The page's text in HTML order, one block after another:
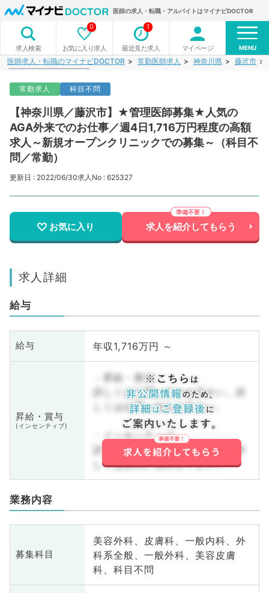
医師の求人・転職・アルバイトはマイナビDOCTOR
求人検索 お気に入り求人
0
最近見た求人
1
マイページ MENU
医師求人・転職のマイナビDOCTOR 常勤医師求人 神奈川県 藤沢市
常勤求人 科目不問
【神奈川県／藤沢市】★管理医師募集★人気の
AGA外来でのお仕事／週4日1,716万円程度の高額
求人～新規オープンクリニックでの募集～（科目不
問／常勤）
更新日 : 2022/06/30求人No : 625327
お気に入り 求人を紹介してもらう
求人詳細
給与
給与 年収1,716万円 ～
昇給・賞与
(インセンティブ)
・昇給・賞与
詳しくはお問い合わせ下さい。詳
しくはお問い合わせ下さい。
・インセンティブ
詳しくはお問い合わせ下さい。詳
しくはお問い合わせ下さい。
業務内容
募集科目
美容外科、皮膚科、一般内科、外
科系全般、一般外科、美容皮膚
科、科目不問